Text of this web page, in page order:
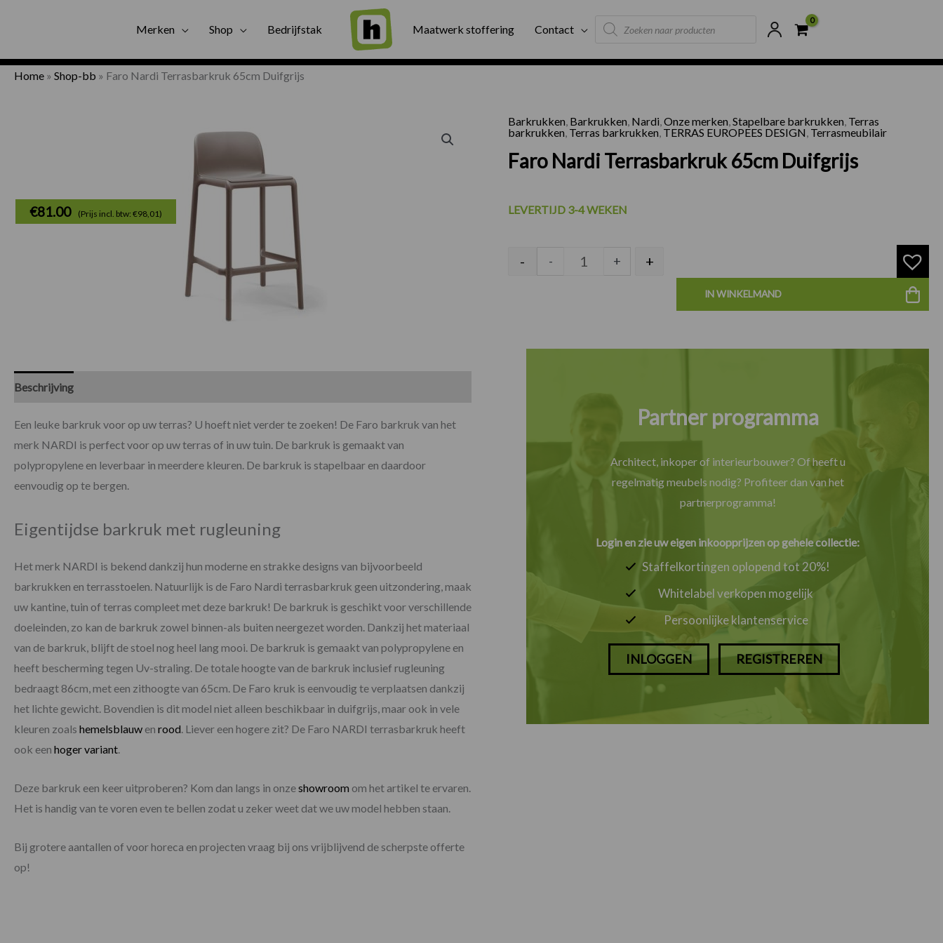
Merken Shop Bedrijfstak Maatwerk stoffering Contact
Products
search
Gratis bezorging Binnen twee werkdagen geleverd Externe voorraad Scherpste prijzen van NL
Home » Shop-bb » Faro Nardi Terrasbarkruk 65cm Duifgrijs
Barkrukken, Barkrukken, Nardi,Onze merken,Stapelbare barkrukken, Terras
barkrukken, Terras barkrukken, TERRAS EUROPEES DESIGN, Terrasmeubilair
Faro Nardi Terrasbarkruk 65cm Duifgrijs
€81.00 (Prijs incl. btw: €98,01) LEVERTIJD 3-4 WEKEN
Faro Nardi Terrasbarkruk 65cm Duifgrijs aantal
- - + +
IN WINKELMAND
Beschrijving
Een leuke barkruk voor op uw terras? U hoeft niet verder te zoeken! De Faro barkruk van het
merk NARDI is perfect voor op uw terras of in uw tuin. De barkruk is gemaakt van
polypropylene en leverbaar in meerdere kleuren. De barkruk is stapelbaar en daardoor
eenvoudig op te bergen.
Eigentijdse barkruk met rugleuning
Het merk NARDI is bekend dankzij hun moderne en strakke designs van bijvoorbeeld
barkrukken en terrasstoelen. Natuurlijk is de Faro Nardi terrasbarkruk geen uitzondering, maak
uw kantine, tuin of terras compleet met deze barkruk! De barkruk is geschikt voor verschillende
doeleinden, zo kan de barkruk zowel binnen-als buiten neergezet worden. Dankzij het materiaal
van de barkruk, blijft de stoel nog heel lang mooi. De barkruk is gemaakt van polypropylene en
heeft bescherming tegen Uv-straling. De totale hoogte van de barkruk inclusief rugleuning
bedraagt 86cm, met een zithoogte van 65cm. De Faro kruk is eenvoudig te verplaatsen dankzij
het lichte gewicht. Bovendien is dit model niet alleen beschikbaar in duifgrijs, maar ook in vele
kleuren zoals hemelsblauw en rood. Liever een hogere zit? De Faro NARDI terrasbarkruk heeft
ook een hoger variant.
Deze barkruk een keer uitproberen? Kom dan langs in onzeshowroom om het artikel te ervaren.
Het is handig van te voren even te bellen zodat u zeker weet dat we uw model hebben staan.
Bij grotere aantallen of voor horeca en projecten vraag bij ons vrijblijvend de scherpste offerte
op!
Partner programma
Architect, inkoper of interieurbouwer? Of heeft u
regelmatig meubels nodig? Profiteer dan van het
partnerprogramma!
Login en zie uw eigen inkoopprijzen op gehele collectie:
Staffelkortingen oplopend tot 20%!
Whitelabel verkopen mogelijk
Persoonlijke klantenservice
INLOGGEN REGISTREREN